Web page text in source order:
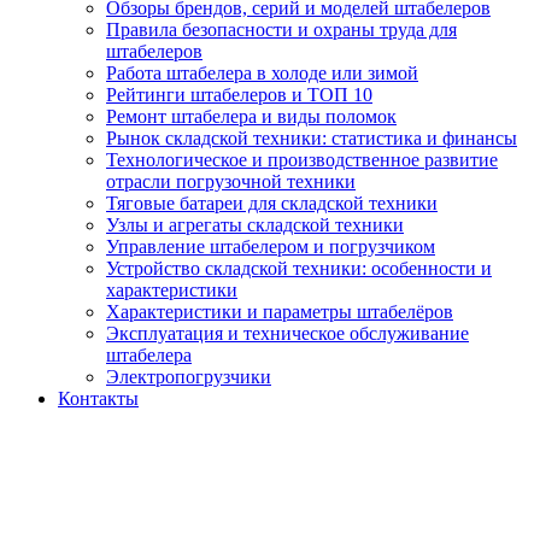
Обзоры брендов, серий и моделей штабелеров
Правила безопасности и охраны труда для
штабелеров
Работа штабелера в холоде или зимой
Рейтинги штабелеров и ТОП 10
Ремонт штабелера и виды поломок
Рынок складской техники: статистика и финансы
Технологическое и производственное развитие
отрасли погрузочной техники
Тяговые батареи для складской техники
Узлы и агрегаты складской техники
Управление штабелером и погрузчиком
Устройство складской техники: особенности и
характеристики
Характеристики и параметры штабелёров
Эксплуатация и техническое обслуживание
штабелера
Электропогрузчики
Контакты